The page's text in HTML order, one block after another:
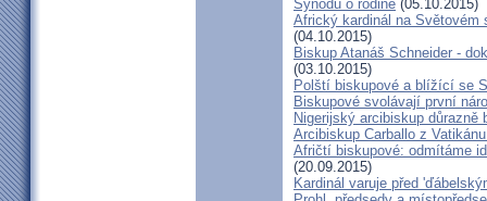
Synodu o rodině (05.10.2015)
Africký kardinál na Světovém
(04.10.2015)
Biskup Atanáš Schneider -
(03.10.2015)
Polští biskupové a blížící se
Biskupové svolávají první
Nigerijský arcibiskup důrazně
Arcibiskup Carballo z
Afričtí biskupové: odmítáme
(20.09.2015)
Kardinál varuje před